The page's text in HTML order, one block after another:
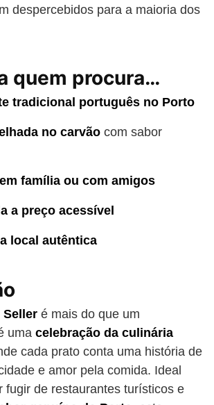
despercebidos para a maioria dos
quem procura…
tradicional português no Porto
no carvão com sabor
família ou com amigos
a preço acessível
local autêntica
Seller é mais do que um
uma celebração da culinária
cada prato conta uma história de
e amor pela comida. Ideal
fugir de restaurantes turísticos e